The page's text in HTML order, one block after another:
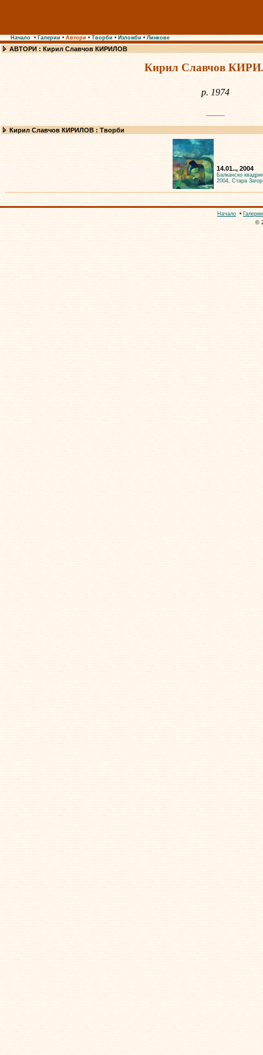
Начало • Галерии • Автори • Творби • Изложби • Линкове
АВТОРИ : Кирил Славчов КИРИЛОВ
Кирил Славчов
р. 1974
Кирил Славчов КИРИЛОВ : Творби
14.01.., 2004
Балканско
2004, Стара
Начало • Галерии
©